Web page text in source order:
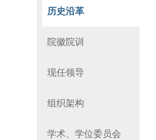
历史沿革
院徽院训
现任领导
组织架构
学术、学位委员会